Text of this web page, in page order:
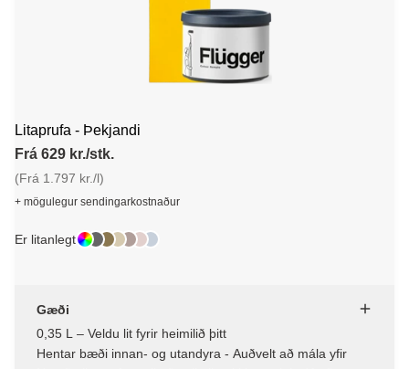
Litaprufa - Þekjandi
Frá 629 kr./stk.
(Frá 1.797 kr./l)
+ mögulegur sendingarkostnaður
Er litanlegt
Gæði
0,35 L – Veldu lit fyrir heimilið þitt
Hentar bæði innan- og utandyra - Auðvelt að mála yfir